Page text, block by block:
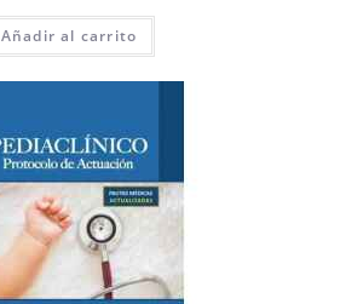
Añadir al carrito